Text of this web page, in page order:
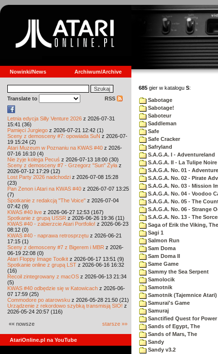
Nowinki/News Archiwum/Archive
Translate to RSS
Letnia edycja Silly Venture 2026 z 2026-07-31
15:41 (36)
Pamięci Jurgiego z 2026-07-21 12:42 (1)
Sceny z demosceny #7: opowiada SuN z 2026-07-
19 15:24 (2)
Atari Muzeum w Poznaniu na KWAS #40 z 2026-
07-16 16:10 (4)
Nie żyje kolega Pecuś z 2026-07-13 18:00 (30)
Sceny z demosceny #7 - Grzegorz "Sun" Żyła z
2026-07-12 17:29 (12)
Lost Party 2026 nadchodzi z 2026-07-08 15:28
(23)
Pan Zenon i Atari na KWAS #40 z 2026-07-07 13:25
(7)
Spotkanie z redakcją "The Voice" z 2026-07-04
07:42 (9)
KWAS #40 live z 2026-06-27 12:53 (167)
Spotkanie z grupą USSR z 2026-06-26 19:36 (11)
KWAS #40 - zabierzcie Atari Portfolio! z 2026-06-23
08:12 (0)
KWAS #40 - naprawa retrosprzętu z 2026-06-21
17:15 (1)
Sceny z demosceny #7 z Bigerem i MBR z 2026-
06-19 22:08 (0)
Atari Floppy Image Toolkit z 2026-06-17 13:51 (9)
Spotkanie online z grupą LST z 2026-06-16 16:32
(16)
Recoil zintegrowany z macOS z 2026-06-13 21:34
(5)
KWAS #40 odbędzie się w Katowicach z 2026-06-
07 17:59 (25)
Commodore po atarowsku z 2026-05-28 21:50 (21)
Urządzenie z rekordowo szybką transmisją SIO! z
2026-05-24 20:57 (116)
«« nowsze starsze »»
AtariOnline.pl na YouTube
685 gier w katalogu S:
Sabotage
Sabotage!
Saboteur
Saddleman
Safe
Safe Cracker
Safryland
S.A.G.A. I - Adventureland
S.A.G.A. II - La Tulipe Noire
S.A.G.A. No. 01 -
S.A.G.A. No. 02 - Pirate
S.A.G.A. No. 03 - Mission
S.A.G.A. No. 04 - Voodoo
S.A.G.A. No. 05 - The
S.A.G.A. No. 06 - Strange
S.A.G.A. No. 13 - The
Saga of Erik the Viking, The
Sagi 1
Salmon Run
Sam Doma
Sam Doma II
Same Game
Sammy the Sea Serpent
Samolocik
Samotnik
Samotnik (Tajemnice Atari)
Samurai's Game
Samuraj
Sanctified Quest for Power
Sands of Egypt, The
Sands of Mars, The
Sandy
Sandy v3.2